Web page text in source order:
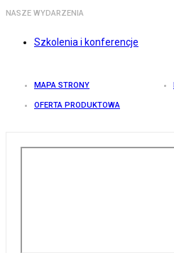
NASZE WYDARZENIA
Szkolenia i konferencje
MAPA STRONY
OFERTA PRODUKTOWA